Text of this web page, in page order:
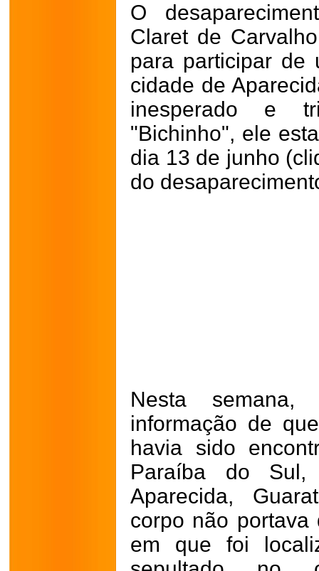
O
Claret de
para participar de
cidade de
inesperado e
"Bichinho", ele
dia 13 de junho
do
Nesta
informação de
havia sido
Paraíba do
Aparecida,
corpo não portava
em que foi